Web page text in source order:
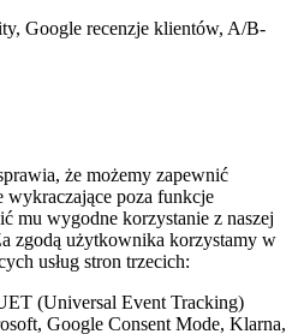
Google recenzje klientów, A/B-
że możemy zapewnić
poza funkcje
mu wygodne korzystanie z naszej
zgodą użytkownika korzystamy w
usług stron trzecich:
(Universal Event Tracking)
Google Consent Mode, Klarna,